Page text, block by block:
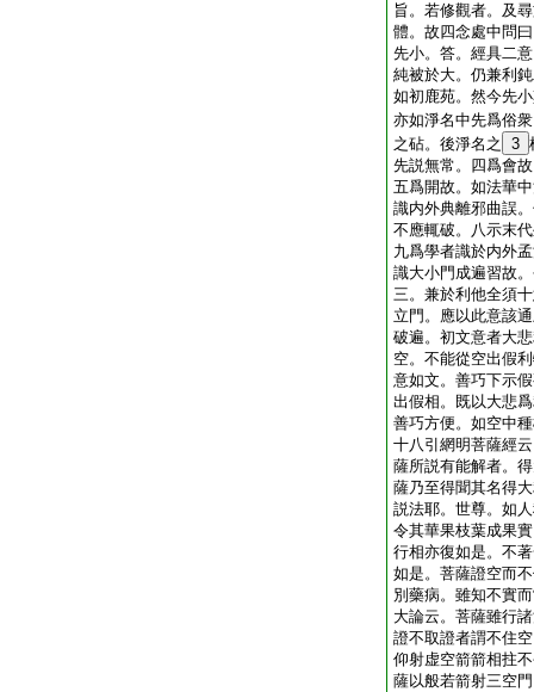
旨。若修觀者。及
體。故四念處中問
先小。答。經具二
純被於大。仍兼利
如初鹿苑。然今先
亦如淨名中先爲俗
之砧。後淨名之
3
先説無常。四爲會
五爲開故。如法華
識内外典離邪曲誤
不應輒破。八示末
九爲學者識於内外
識大小門成遍習故
三。兼於利他全須
立門。應以此意該
破遍。初文意者大
空。不能從空出假
意如文。善巧下示
出假相。既以大悲
善巧方便。如空中
十八引網明菩薩經
薩所説有能解者。
薩乃至得聞其名得
説法耶。世尊。如
令其華果枝葉成果
行相亦復如是。不
如是。菩薩證空而
別藥病。雖知不實
大論云。菩薩雖行
證不取證者謂不住
仰射虚空箭箭相拄
薩以般若箭射三空